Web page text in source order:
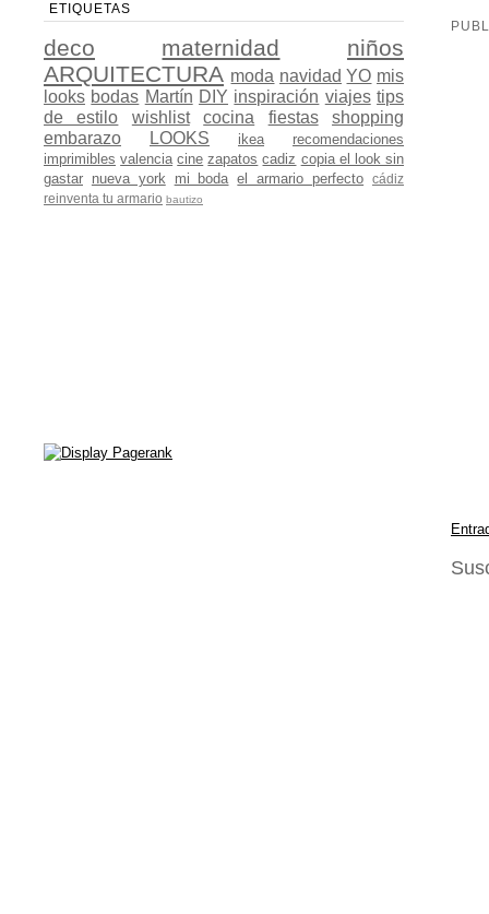
ETIQUETAS
deco maternidad
niños
ARQUITECTURA moda navidad YO mis
looks bodas Martín DIY inspiración viajes tips
de estilo
wishlist cocina fiestas
shopping
embarazo
LOOKS ikea
recomendaciones
imprimibles valencia cine zapatos cadiz copia el look sin
gastar nueva york mi boda el armario perfecto
cádiz
reinventa tu armario bautizo